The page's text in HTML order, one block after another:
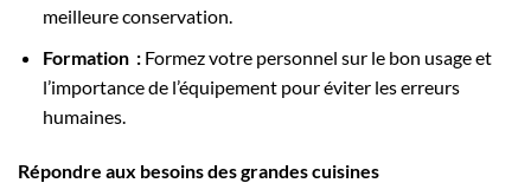
meilleure conservation.
Formation :Formez votre personnel sur le bon usage et
l’importance de l’équipement pour éviter les erreurs
humaines.
Répondre aux besoins des grandes cuisines